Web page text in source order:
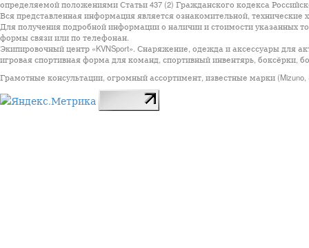
определяемой положениями Статьи 437 (2) Гражданского кодекса
Вся представленная информация является ознакомительной, технические
Для получения подробной информации о наличии и стоимости указанных
формы связи или по телефонан.
Экипировочный центр «KVNSport». Снаряжение, одежда и аксессуары для
игровая спортивная форма для команд, спортивный инвентярь, боксёрки,
Грамотные консультации, огромный ассортимент, известные марки (Mizuno,